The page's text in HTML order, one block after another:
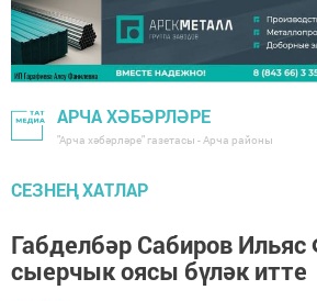
АРЧА ХӘБӘРЛӘРЕ
"Арча хәбәрләре" газетасы - Арча районы
СЕЗНЕҢ ХАТЛАР
Габделбәр Сабиров Ильяс
сыерчык оясы бүләк итте